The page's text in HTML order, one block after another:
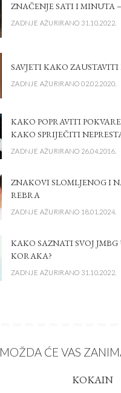
ZNAČENJE SATI I MINUTA
ZADNJE AŽURIRANO 31.10.2022.
SAVJETI KAKO
ZADNJE AŽURIRANO 02.02.2020.
KAKO POPRAVITI
KAKO SPRIJEČITI
ZADNJE AŽURIRANO 26.04.2016.
ZNAKOVI SLOMLJENOG I
REBRA
ZADNJE AŽURIRANO 18.01.2024.
KAKO SAZNATI SVOJ JMBG
KORAKA?
ZADNJE AŽURIRANO 31.10.2022.
MOŽDA ĆE VAS
KOKAIN